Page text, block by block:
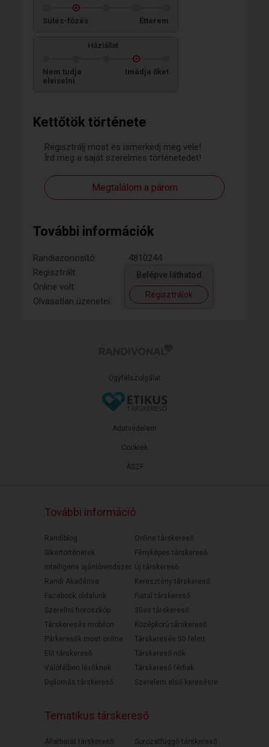
Kettőtök története
Regisztrálj most és ismerkedj meg vele!
Írd meg a saját szerelmes történetedet!
Megtalálom a párom
További információk
Randiazonosító:
4810244
Regisztrált:
Online volt:
Olvasatlan üzenetei:
Belépve láthatod
Regisztrálok
Sütés-főzés Étterem
Háziállat
Nem tudja
elviselni
Imádja őket
Ügyfélszolgálat
ÁSZF
Adatvédelem
Cookiek
További információ
Randiblog
Sikertörténetek
Intelligens ajánlórendszer
Randi Akadémia
Facebook oldalunk
Szerelmi horoszkóp
Társkeresés mobilon
Párkeresők most online
Elit társkereső
Válófélben lévőknek
Diplomás társkereső
Online társkereső
Fényképes társkereső
Új társkereső
Keresztény társkereső
Fiatal társkereső
30as társkereső
Középkorú társkereső
Társkeresés 50 felett
Társkereső nők
Társkereső férfiak
Szerelem első keresésre
Tematikus társkereső
Állatbarát társkereső
Sorozatfüggő társkereső